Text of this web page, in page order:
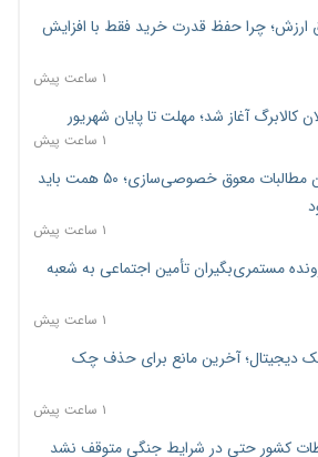
ارزش؛ چرا حفظ قدرت خرید فقط با افزایش
۱ ساعت پیش
کالابرگ آغاز شد؛ مهلت تا پایان شهریور
۱ ساعت پیش
۴۵ هزار میلیارد تومان مطالبات معوق خصوصی‌سازی؛ ۵۰ همت باید
۱ ساعت پیش
مستمری‌بگیران تأمین اجتماعی به شعبه
۱ ساعت پیش
چک دیجیتال؛ آخرین مانع برای حذف چک
۱ ساعت پیش
کشور حتی در شرایط جنگی متوقف نشد